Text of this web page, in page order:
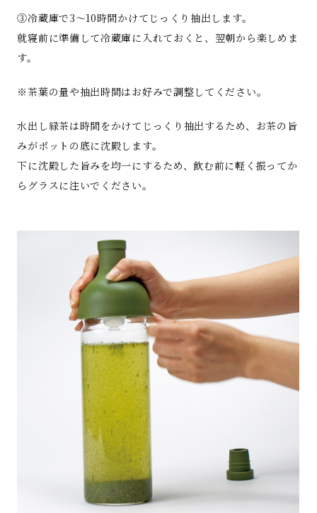
③冷蔵庫で3～10時間かけてじっくり抽出します。
就寝前に準備して冷蔵庫に入れておくと、翌朝から楽しめま
す。
※茶葉の量や抽出時間はお好みで調整してください。
水出し緑茶は時間をかけてじっくり抽出するため、お茶の旨
みがポットの底に沈殿します。
下に沈殿した旨みを均一にするため、飲む前に軽く振ってか
らグラスに注いでください。